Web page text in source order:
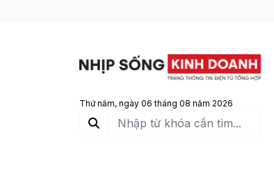
Thứ năm, ngày 06 tháng 08 năm 2026